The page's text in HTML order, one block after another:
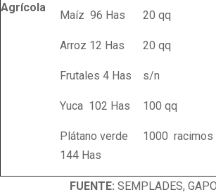
Agrícola
Maíz 96 Has 20 qq
Arroz 12 Has 20 qq
Frutales 4 Has s/n
Yuca 102 Has 100 qq
Plátano verde
144 Has
1000 racimos
FUENTE: SEMPLADES,